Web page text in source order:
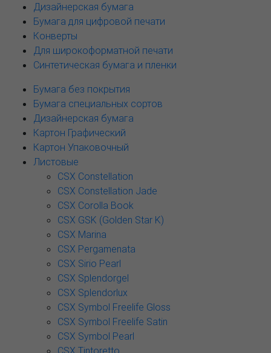
Дизайнерская бумага
Бумага для цифровой печати
Конверты
Для широкоформатной печати
Синтетическая бумага и пленки
Бумага без покрытия
Бумага специальных сортов
Дизайнерская бумага
Картон Графический
Картон Упаковочный
Листовые
CSX Constellation
CSX Constellation Jade
CSX Corolla Book
CSX GSK (Golden Star K)
CSX Marina
CSX Pergamenata
CSX Sirio Pearl
CSX Splendorgel
CSX Splendorlux
CSX Symbol Freelife Gloss
CSX Symbol Freelife Satin
CSX Symbol Pearl
CSX Tintoretto